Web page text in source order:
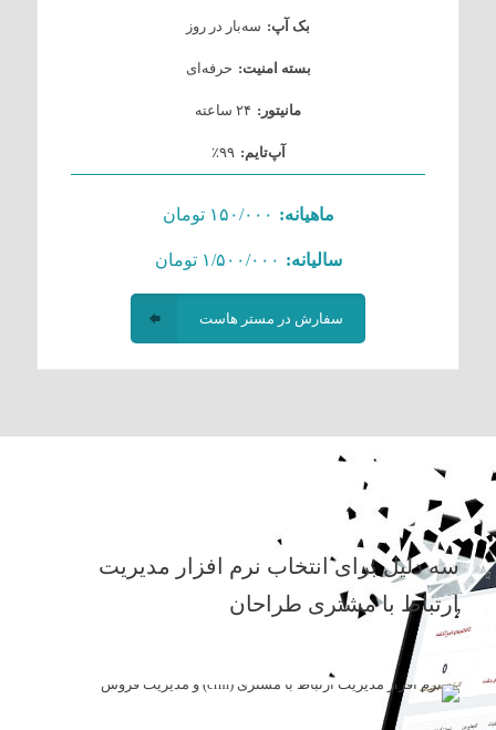
بک آپ: سه‌بار در روز
بسته امنیت: حرفه‌ای
مانیتور: ۲۴ ساعته
آپ‌تایم: ۹۹٪
ماهیانه: ۱۵۰/۰۰۰ تومان
سالیانه: ۱/۵۰۰/۰۰۰ تومان
سفارش در مستر هاست
سه دلیل برای انتخاب نرم افزار مدیریت
ارتباط با مشتری طراحان